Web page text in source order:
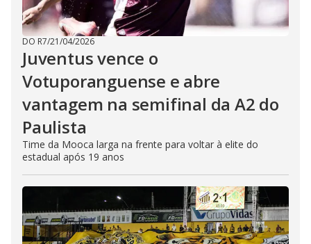
DO R7/21/04/2026
Juventus vence o
Votuporanguense e abre
vantagem na semifinal da A2 do
Paulista
Time da Mooca larga na frente para voltar à elite do
estadual após 19 anos